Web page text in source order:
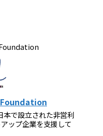
で設立された非営利
ップ企業を支援して